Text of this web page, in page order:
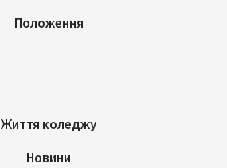
Положення
Життя коледжу
Новини